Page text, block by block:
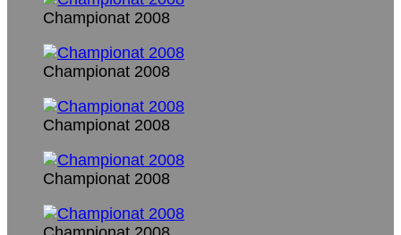
Championat 2008
Championat 2008
Championat 2008
Championat 2008